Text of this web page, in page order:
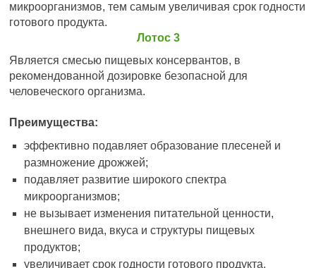
микроорганизмов, тем самым увеличивая срок годности
готового продукта.
Лотос 3
Является смесью пищевых консервантов, в
рекомендованной дозировке безопасной для
человеческого организма.
Преимущества:
эффективно подавляет образование плесеней и
размножение дрожжей;
подавляет развитие широкого спектра
микроорганизмов;
не вызывает изменения питательной ценности,
внешнего вида, вкуса и структуры пищевых
продуктов;
увеличивает срок годности готового продукта.